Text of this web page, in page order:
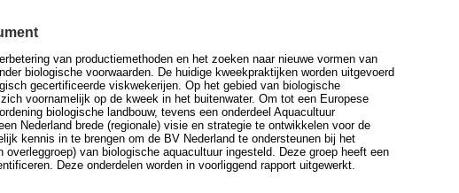
van productiemethoden en het zoeken naar nieuwe vormen van
biologische voorwaarden. De huidige kweekpraktijken worden uitgevoerd
gecertificeerde viskwekerijen. Op het gebied van biologische
voornamelijk op de kweek in het buitenwater. Om tot een Europese
biologische landbouw, tevens een onderdeel Aquacultuur
Nederland brede (regionale) visie en strategie te ontwikkelen voor de
kennis in te brengen om de BV Nederland te ondersteunen bij het
van biologische aquacultuur ingesteld. Deze groep heeft een
Deze onderdelen worden in voorliggend rapport uitgewerkt.